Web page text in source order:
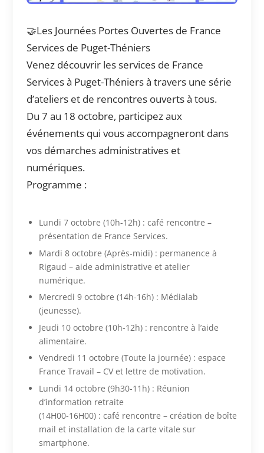
🤝Les Journées Portes Ouvertes de France
Services de Puget-Théniers
Venez découvrir les services de France
Services à Puget-Théniers à travers une série
d’ateliers et de rencontres ouverts à tous.
Du 7 au 18 octobre, participez aux
événements qui vous accompagneront dans
vos démarches administratives et
numériques.
Programme :
Lundi 7 octobre (10h-12h) : café rencontre –
présentation de France Services.
Mardi 8 octobre (Après-midi) : permanence à
Rigaud – aide administrative et atelier
numérique.
Mercredi 9 octobre (14h-16h) : Médialab
(jeunesse).
Jeudi 10 octobre (10h-12h) : rencontre à l’aide
alimentaire.
Vendredi 11 octobre (Toute la journée) : espace
France Travail – CV et lettre de motivation.
Lundi 14 octobre (9h30-11h) : Réunion
d’information retraite
(14H00-16H00) : café rencontre – création de boîte
mail et installation de la carte vitale sur
smartphone.